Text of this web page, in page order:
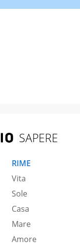
SAPERE
RIME
Vita
Sole
Casa
Mare
Amore